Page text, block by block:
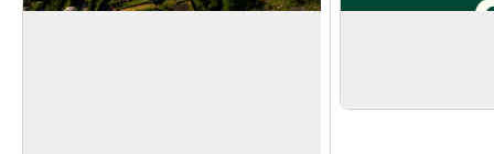
Voir l'image en plein écran